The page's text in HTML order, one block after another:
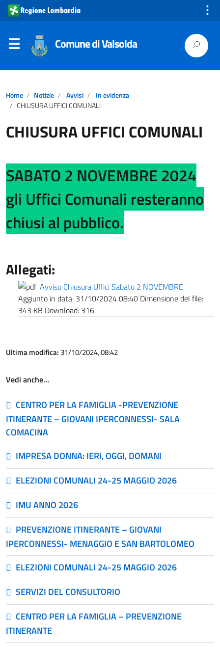
⋮
Comune di Valsolda
Home Notizie Avvisi
In evidenza
CHIUSURA UFFICI COMUNALI
CHIUSURA UFFICI COMUNALI
SABATO 2 NOVEMBRE 2024
gli Uffici Comunali resteranno
chiusi al pubblico.
Allegati:
Avviso Chiusura Uffici Sabato 2 NOVEMBRE
Aggiunto in data: 31/10/2024 08:40 Dimensione del file:
343 KB Download: 316
Ultima modifica: 31/10/2024, 08:42
Vedi anche…
CENTRO PER LA FAMIGLIA -PREVENZIONE
ITINERANTE – GIOVANI IPERCONNESSI- SALA
COMACINA
IMPRESA DONNA: IERI, OGGI, DOMANI
ELEZIONI COMUNALI 24-25 MAGGIO 2026
IMU ANNO 2026
PREVENZIONE ITINERANTE – GIOVANI
IPERCONNESSI- MENAGGIO E SAN BARTOLOMEO
ELEZIONI COMUNALI 24-25 MAGGIO 2026
SERVIZI DEL CONSULTORIO
CENTRO PER LA FAMIGLIA – PREVENZIONE
ITINERANTE